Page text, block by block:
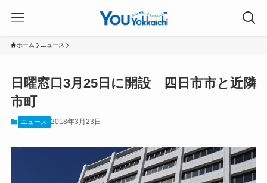
ホーム ニュース
日曜窓口3月25日に開設 四日市市と近隣
市町
ニュース 2018年3月23日